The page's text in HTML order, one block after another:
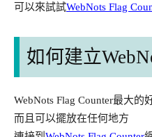
可以來試試WebNots Flag
如何建立
WebNots Flag Counter最大
而且可以擺放在任何地方